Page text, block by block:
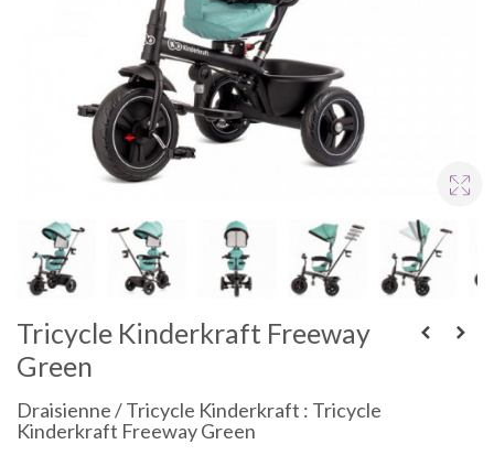
Tricycle Kinderkraft Freeway
Green
Draisienne / Tricycle Kinderkraft : Tricycle
Kinderkraft Freeway Green